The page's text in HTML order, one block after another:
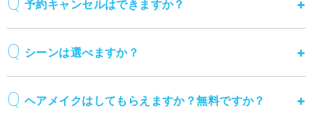
予約キャンセルはできますか？
シーンは選べますか？
ヘアメイクはしてもらえますか？無料ですか？